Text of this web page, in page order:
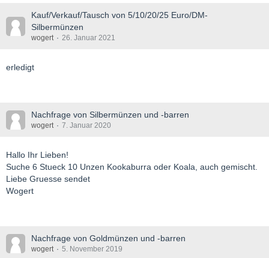
Kauf/Verkauf/Tausch von 5/10/20/25 Euro/DM-
Silbermünzen
wogert 26. Januar 2021
erledigt
Nachfrage von Silbermünzen und -barren
wogert 7. Januar 2020
Hallo Ihr Lieben!
Suche 6 Stueck 10 Unzen Kookaburra oder Koala, auch gemischt.
Liebe Gruesse sendet
Wogert
Nachfrage von Goldmünzen und -barren
wogert 5. November 2019